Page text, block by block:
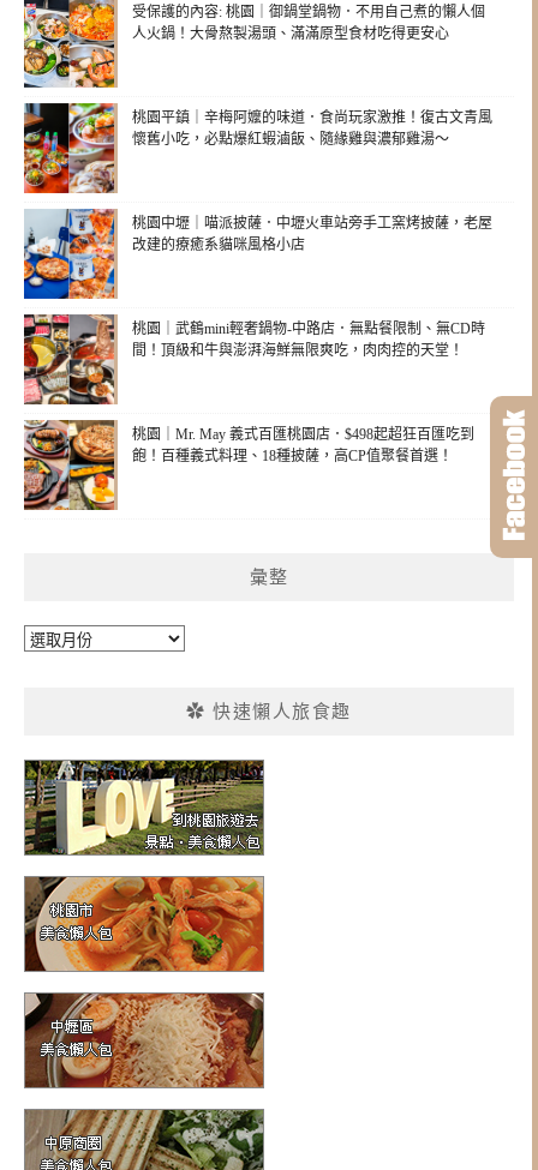
受保護的內容: 桃園｜御鍋堂鍋物．不用自己煮的懶人個
人火鍋！大骨熬製湯頭、滿滿原型食材吃得更安心
桃園平鎮｜辛梅阿嬤的味道．食尚玩家激推！復古文青風
懷舊小吃，必點爆紅蝦滷飯、隨緣雞與濃郁雞湯～
桃園中壢｜喵派披薩．中壢火車站旁手工窯烤披薩，老屋
改建的療癒系貓咪風格小店
桃園｜武鶴mini輕奢鍋物-中路店．無點餐限制、無CD時
間！頂級和牛與澎湃海鮮無限爽吃，肉肉控的天堂！
桃園｜Mr. May 義式百匯桃園店．$498起超狂百匯吃到
飽！百種義式料理、18種披薩，高CP值聚餐首選！
彙整
彙
✿ 快速懶人旅食趣